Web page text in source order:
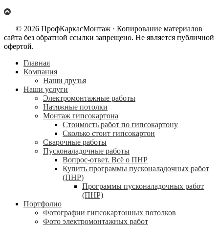
© 2026 ПрофКаркасМонтаж · Копирование материалов
сайта без обратной ссылки запрещено. Не является публичной
офертой.
Главная
Компания
Наши друзья
Наши услуги
Электромонтажные работы
Натяжные потолки
Монтаж гипсокартона
Стоимость работ по гипсокартону
Сколько стоит гипсокартон
Сварочные работы
Пусконаладочные работы
Вопрос-ответ. Всё о ПНР
Купить программы пусконаладочных работ
(ПНР)
Программы пусконаладочных работ
(ПНР)
Портфолио
Фотографии гипсокартонных потолков
Фото электромонтажных работ